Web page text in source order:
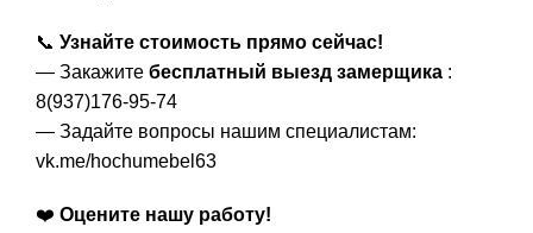
📞 Узнайте стоимость прямо сейчас!
— Закажите бесплатный выезд замерщика :
8(937)176-95-74
— Задайте вопросы нашим специалистам:
vk.me/hochumebel63
❤️ Оцените нашу работу!